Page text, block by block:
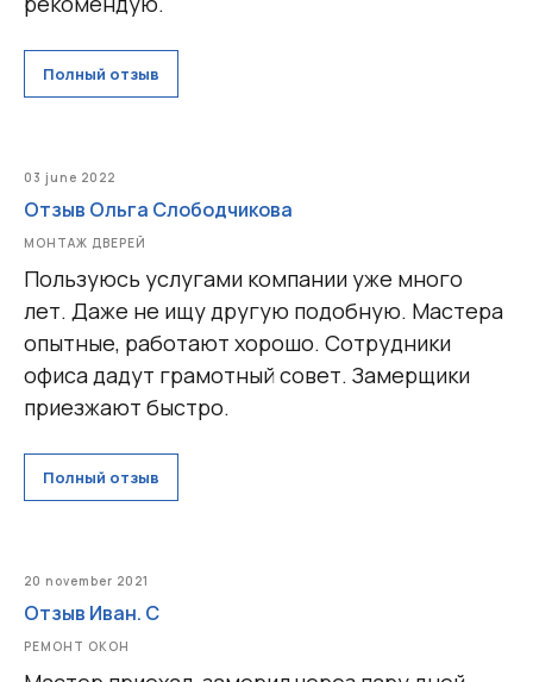
Полный отзыв
03 june 2022
Отзыв Ольга Слободчикова
МОНТАЖ ДВЕРЕЙ
Пользуюсь услугами компании уже много
лет. Даже не ищу другую подобную. Мастера
опытные, работают хорошо. Сотрудники
офиса дадут грамотный совет. Замерщики
приезжают быстро.
Полный отзыв
20 november 2021
Отзыв Иван. С
РЕМОНТ ОКОН